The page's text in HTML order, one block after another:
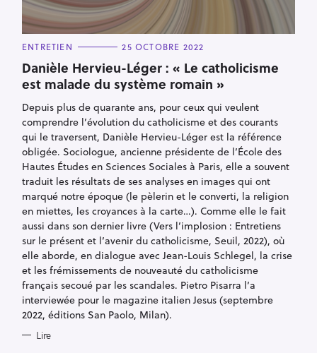
C
T
E
G
O
I
E
S
ENTRETIEN 25 OCTOBRE 2022
Danièle Hervieu-Léger : « Le catholicisme
est malade du système romain »
Depuis plus de quarante ans, pour ceux qui veulent
comprendre l’évolution du catholicisme et des courants
qui le traversent, Danièle Hervieu-Léger est la référence
obligée. Sociologue, ancienne présidente de l’École des
Hautes Études en Sciences Sociales à Paris, elle a souvent
traduit les résultats de ses analyses en images qui ont
marqué notre époque (le pèlerin et le converti, la religion
en miettes, les croyances à la carte…). Comme elle le fait
aussi dans son dernier livre (Vers l’implosion : Entretiens
sur le présent et l’avenir du catholicisme, Seuil, 2022), où
elle aborde, en dialogue avec Jean-Louis Schlegel, la crise
et les frémissements de nouveauté du catholicisme
français secoué par les scandales. Pietro Pisarra l’a
interviewée pour le magazine italien Jesus (septembre
2022, éditions San Paolo, Milan).
Lire